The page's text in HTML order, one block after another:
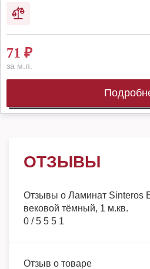
71 ₽
за м.п.
ОТЗЫВЫ
Отзывы о Ламинат Sinteros
вековой тёмный, 1 м.кв.
0 /5 5 5 1
Отзыв о товаре